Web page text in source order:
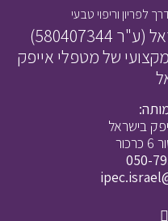
לפריון וריפוי טבעי
עמותת מטפלי אייפק בישראל (ע"ר 580407344)
כאיגוד המקצועי של מטפלי אייפק
בישראל
050-